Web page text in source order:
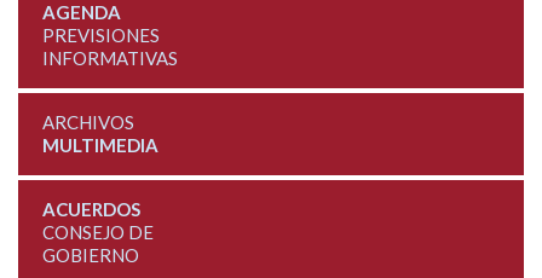
AGENDA
PREVISIONES
INFORMATIVAS
ARCHIVOS
MULTIMEDIA
ACUERDOS
CONSEJO DE
GOBIERNO